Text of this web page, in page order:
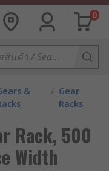
0
&
/ Gear
Racks
Rack, 500
Width